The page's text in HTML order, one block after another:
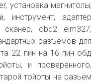
установка магнитолы,
инструмент, адаптер
сканер, obd2 elm327,
разъемов для
22 пин на 16 пин обд
и проверенного,
тойоты на разьём